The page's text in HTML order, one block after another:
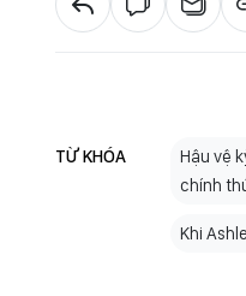
TỪ KHÓA
Hậu vệ
chính
Khi